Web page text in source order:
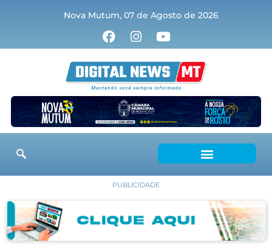
Nova Mutum, 07 de Agosto de 2026
PUBLICIDADE